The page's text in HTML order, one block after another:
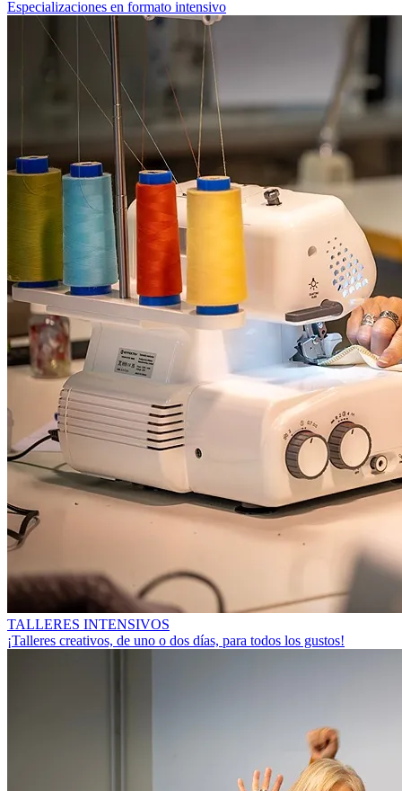
Especializaciones en formato intensivo
TALLERES INTENSIVOS
¡Talleres creativos, de uno o dos días, para todos los gustos!